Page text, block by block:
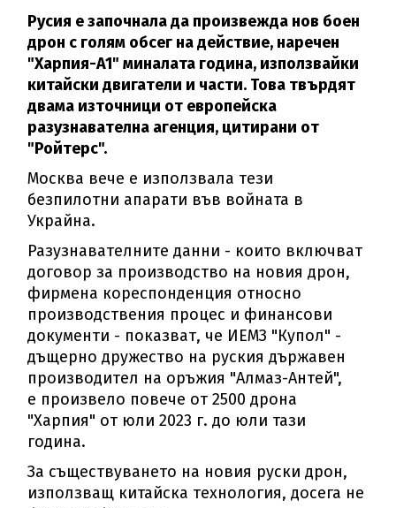
Русия е започнала да произвежда нов боен
дрон с голям обсег на действие, наречен
"Харпия-A1" миналата година, използвайки
китайски двигатели и части. Това твърдят
двама източници от европейска
разузнавателна агенция, цитирани от
"Ройтерс".
Москва вече е използвала тези
безпилотни апарати във войната в
Украйна.
Разузнавателните данни - които включват
договор за производство на новия дрон,
фирмена кореспонденция относно
производствения процес и финансови
документи - показват, че ИЕМЗ "Купол" -
дъщерно дружество на руския държавен
производител на оръжия "Алмаз-Антей",
е произвело повече от 2500 дрона
"Харпия" от юли 2023 г. до юли тази
година.
За съществуването на новия руски дрон,
използващ китайска технология, досега не